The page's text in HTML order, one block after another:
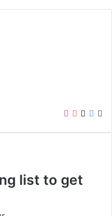
F
X
Y
b
g
list to get